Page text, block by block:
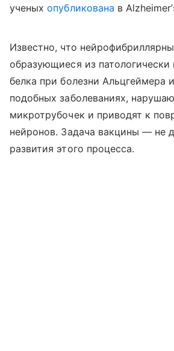
ученыхопубликована в
Известно, что
образующиеся из патологически
белка при болезни Альцгеймера
подобных заболеваниях,
микротрубочек и приводят к
нейронов. Задача вакцины — не
развития этого процесса.